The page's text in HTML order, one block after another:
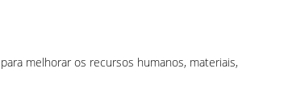
melhorar os recursos humanos, materiais,